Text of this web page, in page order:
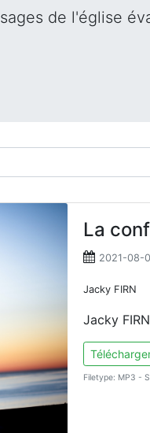
de l'église
La
2021-08-
Jacky FIRN
Jacky FIRN
Filetype: MP3 -